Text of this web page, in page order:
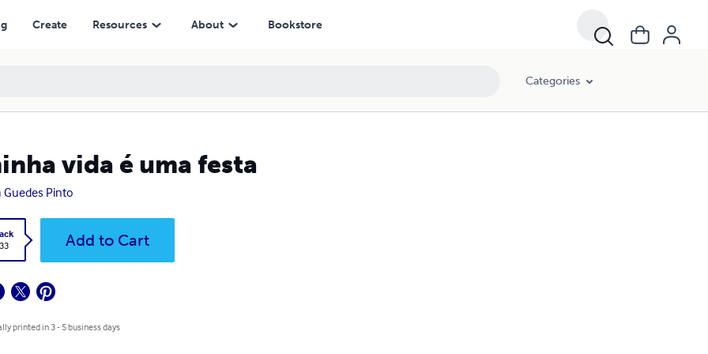
Create Resources About Bookstore
Categories
vida é uma festa
Guedes Pinto
Add to Cart
printed in 3 - 5 business days